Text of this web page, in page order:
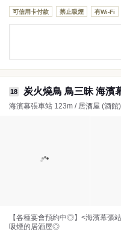
可信用卡付款 禁止吸煙 有Wi-Fi
18 炭火燒鳥 鳥三昧 海濱
海濱幕張車站 123m / 居酒屋 (酒館
【各種宴會預約中◎】<海濱幕張
吸煙的居酒屋◎